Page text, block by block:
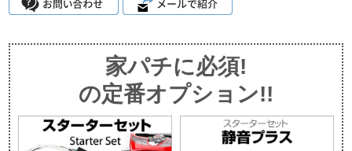
家パチに必須!
の定番オプション!!